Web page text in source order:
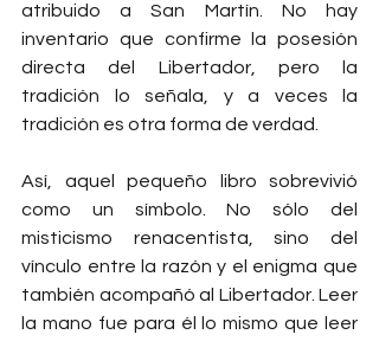
atribuido a San Martín. No hay
inventario que confirme la posesión
directa del Libertador, pero la
tradición lo señala, y a veces la
tradición es otra forma de verdad.
Así, aquel pequeño libro sobrevivió
como un símbolo. No sólo del
misticismo renacentista, sino del
vínculo entre la razón y el enigma que
también acompañó al Libertador. Leer
la mano fue para él lo mismo que leer